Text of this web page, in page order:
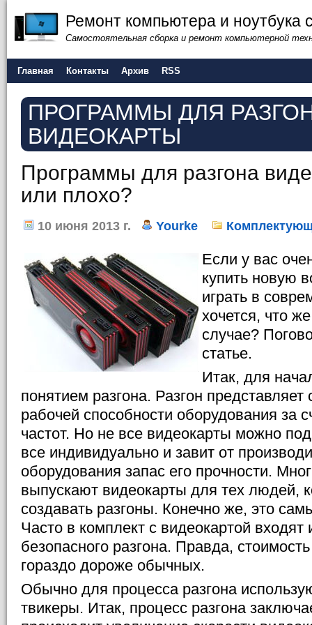
Ремонт компьютера и ноутбука
Самостоятельная сборка и ремонт компьютерной
Главная Контакты Архив RSS
ПРОГРАММЫ ДЛЯ
ВИДЕОКАРТЫ
Программы для разгона
или плохо?
10 июня 2013 г. Yourke
Если у вас
купить новую
играть в
хочется, что
случае?
статье.
Итак, для
понятием разгона. Разгон
рабочей способности оборудования за
частот. Но не все видеокарты можно
все индивидуально и завит от
оборудования запас его прочности.
выпускают видеокарты для тех людей,
создавать разгоны. Конечно же, это
Часто в комплект с видеокартой
безопасного разгона. Правда,
гораздо дороже обычных.
Обычно для процесса разгона
твикеры. Итак, процесс разгона